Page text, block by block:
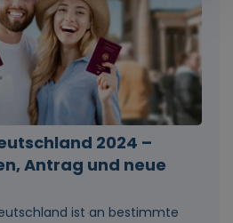
2024 –
Antrag und neue
ist an bestimmte